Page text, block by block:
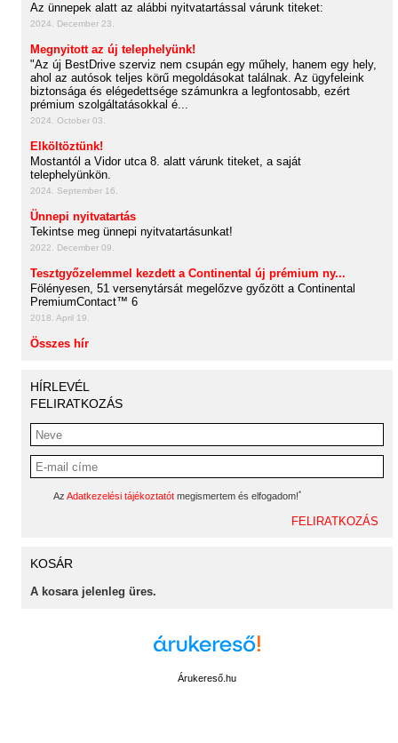
Az ünnepek alatt az alábbi nyitvatartással várunk titeket:
2024. December 23.
Megnyitott az új telephelyünk!
"Az új BestDrive szerviz nem csupán egy műhely, hanem egy hely,
ahol az autósok teljes körű megoldásokat találnak. Az ügyfeleink
biztonsága és elégedettsége számunkra a legfontosabb, ezért
prémium szolgáltatásokkal é...
2024. October 03.
Elköltöztünk!
Mostantól a Vidor utca 8. alatt várunk titeket, a saját
telephelyünkön.
2024. September 16.
Ünnepi nyitvatartás
Tekintse meg ünnepi nyitvatartásunkat!
2022. December 09.
Tesztgyőzelemmel kezdett a Continental új prémium ny...
Fölényesen, 51 versenytársát megelőzve győzött a Continental
PremiumContact™ 6
2018. April 19.
Összes hír
HÍRLEVÉL
FELIRATKOZÁS
Az Adatkezelési tájékoztatót megismertem és elfogadom!*
KOSÁR
A kosara jelenleg üres.
Árukereső.hu